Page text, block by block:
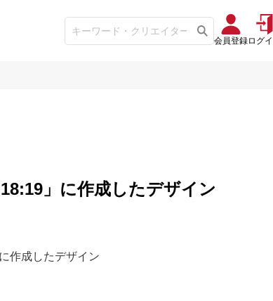
会員登録ログ
18:19」に作成したデザイン
作成したデザイン